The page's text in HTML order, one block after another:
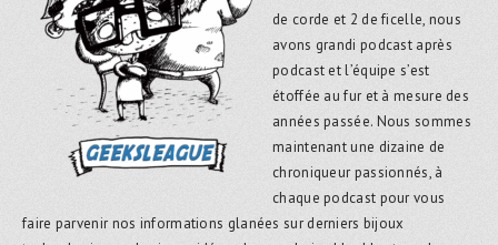
de corde et 2 de ficelle, nous
avons grandi podcast après
podcast et l’équipe s’est
étoffée au fur et à mesure des
années passée. Nous sommes
maintenant une dizaine de
chroniqueur passionnés, à
chaque podcast pour vous
faire parvenir nos informations glanées sur derniers bijoux